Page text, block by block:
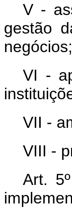
V -
gestão
negócios;
VI -
VII -
VIII -
Art.